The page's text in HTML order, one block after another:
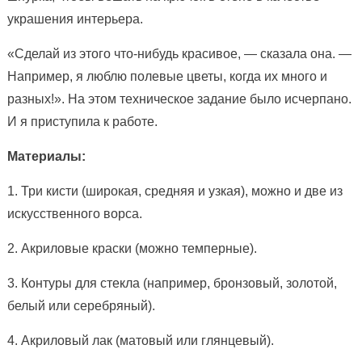
украшения интерьера.
«Сделай из этого что-нибудь красивое, — сказала она. —
Например, я люблю полевые цветы, когда их много и
разных!». На этом техническое задание было исчерпано.
И я приступила к работе.
Материалы:
1. Три кисти (широкая, средняя и узкая), можно и две из
искусственного ворса.
2. Акриловые краски (можно темперные).
3. Контуры для стекла (например, бронзовый, золотой,
белый или серебряный).
4. Акриловый лак (матовый или глянцевый).